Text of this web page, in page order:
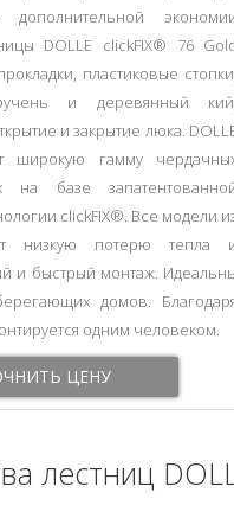
DOLLE clickFIX® 76
пластиковые
и деревянный
и закрытие люка.
широкую гамму
на базе
clickFIX®. Все модели
низкую потерю тепла
и быстрый монтаж.
домов.
одним человеком.
ЦЕНУ
лестниц